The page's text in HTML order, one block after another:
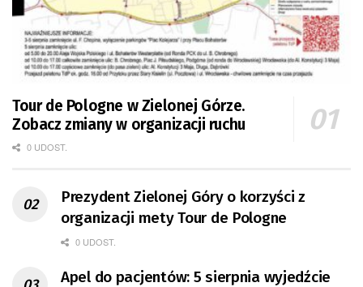
Tour de Pologne w Zielonej Górze.
Zobacz zmiany w organizacji ruchu
0 UDOST.
Prezydent Zielonej Góry o korzyści z
organizacji mety Tour de Pologne
0 UDOST.
Apel do pacjentów: 5 sierpnia wyjedźcie